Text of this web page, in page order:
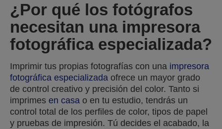
¿Por qué los fotógrafos
necesitan una impresora
fotográfica especializada?
Imprimir tus propias fotografías con una impresora
fotográfica especializada ofrece un mayor grado
de control creativo y precisión del color. Tanto si
imprimes en casa o en tu estudio, tendrás un
control total de los perfiles de color, tipos de papel
y pruebas de impresión. Tú decides el acabado, la